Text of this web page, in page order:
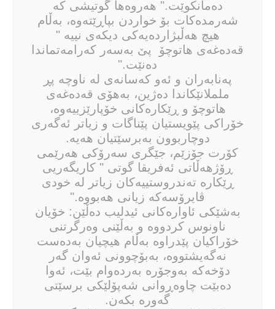
دەمانکوێت." هەروەها گوتیشی کە
شەرمدەکات بۆ خواردن بپاڕێتەوە، بەڵام
هیچ هەڵبژاردەیەکی دیکەی نییە "
قەدەغەی هاتوچۆ پێ بەسەر کەرامەتماندا
دەنێت."
پەنابەران و ئەو کەسانەی لە ناوچە پڕ
ململانێکاندا دەژین، بەهۆی قەدەغەی
هاتوچۆ و ڕێکارەکانی خۆپارێزییەوە،
خۆراکی پێویستیان پێناگات و زیاتر ئەگەری
دوچاربوون بەبرسێتیان هەیە.
کۆرت جۆزێم، جێگری سەرۆکی هەرێمی
ڕۆژهەڵاتی ئەفریقا گوتی " کاریگەریی
ڕێکارە تەندروستییەکان زیاتر لە خودی
ڤایرۆسەکە زیانی هەبووە."
بەشێکی ئاوارەکانی ئیدلیب دەڵێن: خۆیان
ناونوس کردووە و بەڵێنی وەرگرتنی
خۆراکیان پێدراوە بەڵام هیچیان بەدەست
نەگەیشتووە، بەبۆچوونی ئەوان گەر
دۆخەکە بەوجۆرە بەردەوام بێت، ئەوا
دەبێت چاوەڕوانی شەپۆلێکی برسێتی
گەورە بکەن.